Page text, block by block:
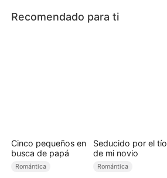
Recomendado para ti
Cinco pequeños en
busca de papá
Romántica
Seducido por el tío
de mi novio
Romántica